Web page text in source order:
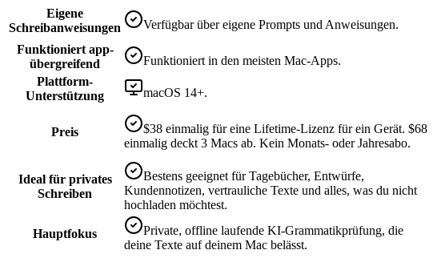
Eigene
Schreibanweisungen
Verfügbar über eigene Prompts und Anweisungen.
Funktioniert app-
übergreifend
Funktioniert in den meisten Mac-Apps.
Plattform-
Unterstützung
macOS 14+.
Preis
$38 einmalig für eine Lifetime-Lizenz für ein Gerät. $68
einmalig deckt 3 Macs ab. Kein Monats- oder Jahresabo.
Ideal für privates
Schreiben
Bestens geeignet für Tagebücher, Entwürfe,
Kundennotizen, vertrauliche Texte und alles, was du nicht
hochladen möchtest.
Hauptfokus
Private, offline laufende KI-Grammatikprüfung, die
deine Texte auf deinem Mac belässt.